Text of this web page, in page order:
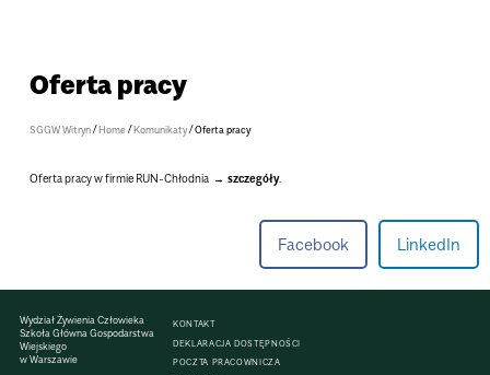
Oferta pracy
SGGW Witryn/Home/Komunikaty/Oferta pracy
Oferta pracy w firmie RUN-Chłodnia szczegóły.
Facebook LinkedIn
Wydział Żywienia Człowieka
Szkoła Główna Gospodarstwa
Wiejskiego
w Warszawie
KONTAKT
DEKLARACJA DOSTĘPNOŚCI
POCZTA PRACOWNICZA